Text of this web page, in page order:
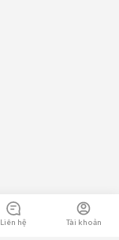
Liên hệ Tài khoản